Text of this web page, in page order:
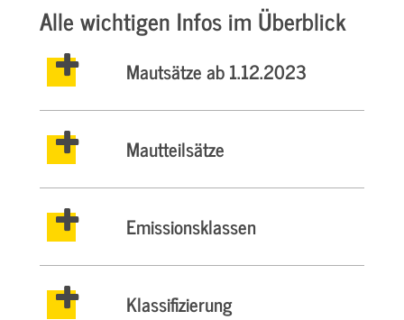
Alle wichtigen Infos im Überblick
Mautsätze ab 1.12.2023
Mautteilsätze
Emissionsklassen
Klassifizierung